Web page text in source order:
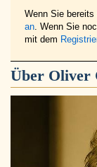
Wenn Sie bereits
an . Wenn Sie
mit dem
Über Oliver